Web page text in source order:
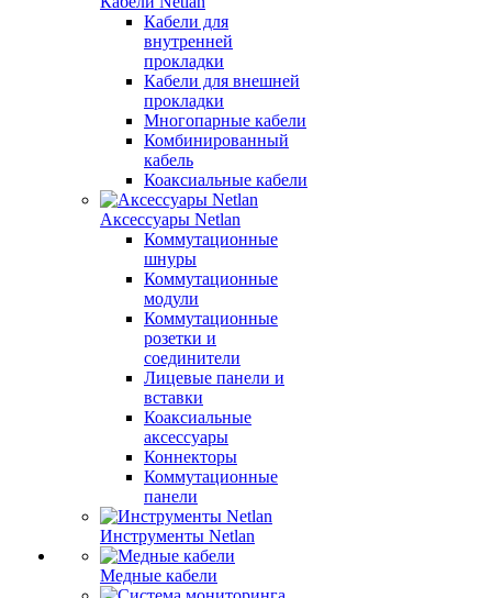
Кабели для
внутренней
прокладки
Кабели для внешней
прокладки
Многопарные кабели
Комбинированный
кабель
Коаксиальные кабели
Аксессуары Netlan
Коммутационные
шнуры
Коммутационные
модули
Коммутационные
розетки и
соединители
Лицевые панели и
вставки
Коаксиальные
аксессуары
Коннекторы
Коммутационные
панели
Инструменты Netlan
Медные кабели